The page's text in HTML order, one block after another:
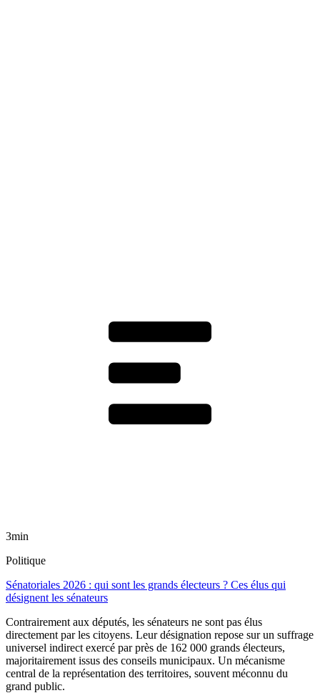
3min
Politique
Sénatoriales 2026 : qui sont les grands électeurs ? Ces élus qui
désignent les sénateurs
Contrairement aux députés, les sénateurs ne sont pas élus
directement par les citoyens. Leur désignation repose sur un suffrage
universel indirect exercé par près de 162 000 grands électeurs,
majoritairement issus des conseils municipaux. Un mécanisme
central de la représentation des territoires, souvent méconnu du
grand public.